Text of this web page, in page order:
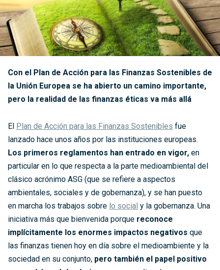
Con el Plan de Acción para las Finanzas Sostenibles de
la Unión Europea se ha abierto un camino importante,
pero la realidad de las finanzas éticas va más allá
El Plan de Acción para las Finanzas Sostenibles fue
lanzado hace unos años por las instituciones europeas.
Los primeros reglamentos han entrado en vigor, en
particular en lo que respecta a la parte medioambiental del
clásico acrónimo ASG (que se refiere a aspectos
ambientales, sociales y de gobernanza), y se han puesto
en marcha los trabajos sobre lo social y la gobernanza. Una
iniciativa más que bienvenida porque reconoce
implícitamente los enormes impactos negativos que
las finanzas tienen hoy en día sobre el medioambiente y la
sociedad en su conjunto, pero también el papel positivo